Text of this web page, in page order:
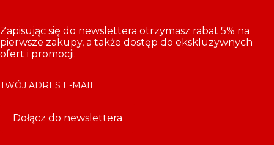
Zapisując się do newslettera otrzymasz rabat 5% na
pierwsze zakupy, a także dostęp do ekskluzywnych
ofert i promocji.
TWÓJ ADRES E-MAIL
Dołącz do newslettera